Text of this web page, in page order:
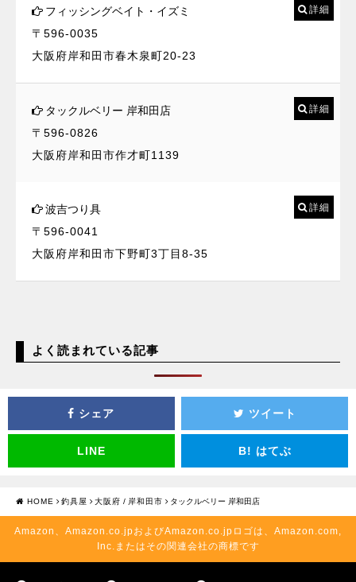
フィッシングベイト・イズミ
〒596-0035
大阪府岸和田市春木泉町20-23
詳細
タックルベリー 岸和田店
〒596-0826
大阪府岸和田市作才町1139
詳細
波吉つり具
〒596-0041
大阪府岸和田市下野町3丁目8-35
詳細
よく読まれている記事
シェア ツイート
LINE B! はてぶ
HOME 釣具屋 大阪府 / 岸和田市 タックルベリー 岸和田店
Amazon、Amazon.co.jpおよびAmazon.co.jpロゴは、Amazon.com,
Inc.またはその関連会社の商標です